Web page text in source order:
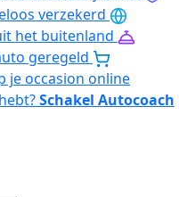
verzekerd
het buitenland
geregeld
je occasion online
Schakel Autocoach